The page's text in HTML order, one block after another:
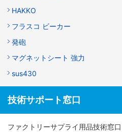
HAKKO
フラスコ ビーカー
発砲
マグネットシート 強力
sus430
技術サポート窓口
ファクトリーサプライ用品技術窓口